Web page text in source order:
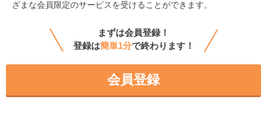
ざまな会員限定のサービスを受けることができます。
まずは会員登録！
登録は簡単1分で終わります！
会員登録